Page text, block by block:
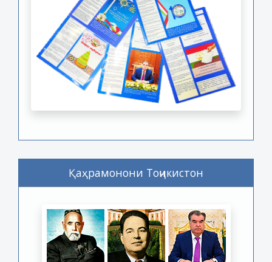
Қаҳрамонони Тоҷикистон